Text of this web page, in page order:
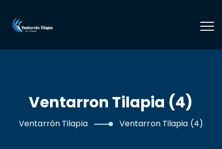
Ventarron Tilapia (4)
Ventarrón Tilapia Ventarron Tilapia (4)